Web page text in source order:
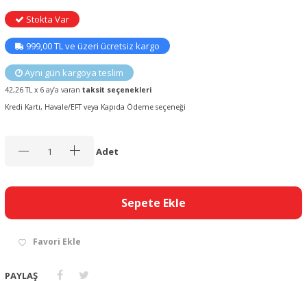
Stokta Var
999,00 TL ve üzeri ücretsiz kargo
Aynı gün kargoya teslim
42,26 TL x 6 ay’a varan taksit seçenekleri
Kredi Kartı, Havale/EFT veya Kapıda Ödeme seçeneği
Adet
Sepete Ekle
Favori Ekle
PAYLAŞ